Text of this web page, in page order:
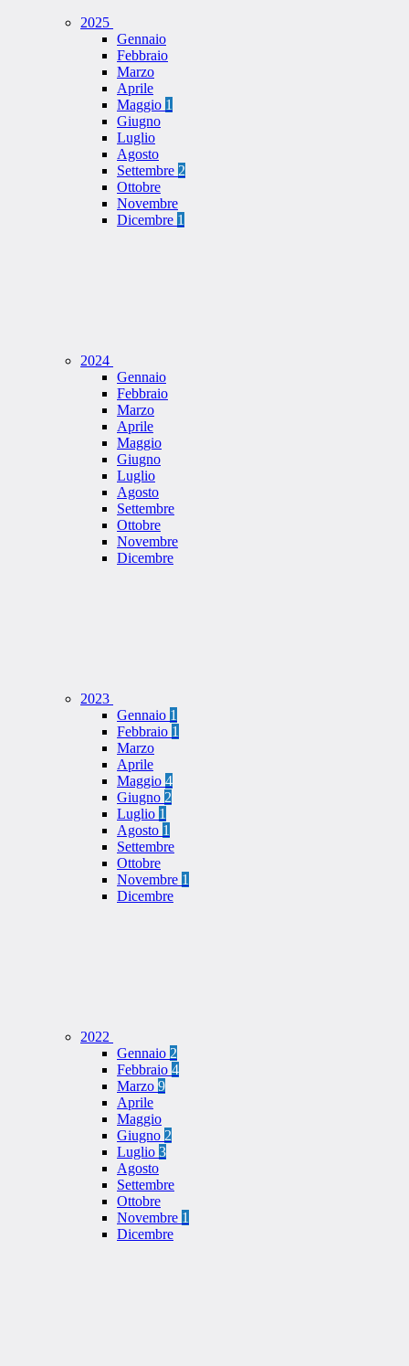
2025
Gennaio
Febbraio
Marzo
Aprile
Maggio 1
Giugno
Luglio
Agosto
Settembre 2
Ottobre
Novembre
Dicembre 1
2024
Gennaio
Febbraio
Marzo
Aprile
Maggio
Giugno
Luglio
Agosto
Settembre
Ottobre
Novembre
Dicembre
2023
Gennaio 1
Febbraio 1
Marzo
Aprile
Maggio 4
Giugno 2
Luglio 1
Agosto 1
Settembre
Ottobre
Novembre 1
Dicembre
2022
Gennaio 2
Febbraio 4
Marzo 9
Aprile
Maggio
Giugno 2
Luglio 3
Agosto
Settembre
Ottobre
Novembre 1
Dicembre